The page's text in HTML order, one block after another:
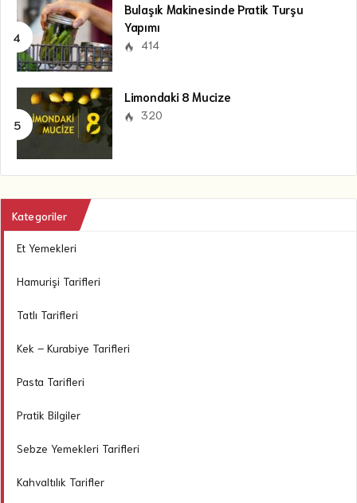
Bulaşık Makinesinde Pratik Turşu
Yapımı
414
Limondaki 8 Mucize
320
Kategoriler
Et Yemekleri
Hamurişi Tarifleri
Tatlı Tarifleri
Kek – Kurabiye Tarifleri
Pasta Tarifleri
Pratik Bilgiler
Sebze Yemekleri Tarifleri
Kahvaltılık Tarifler